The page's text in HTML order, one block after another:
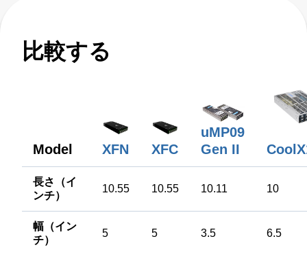
比較する
Model XFN XFC
uMP09
Gen II
長さ（イ
ンチ）
10.55 10.55 10.11 10
幅（イン
チ）
5 5 3.5 6.5